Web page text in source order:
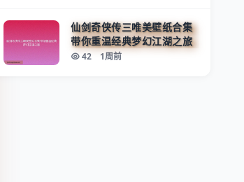
仙剑奇侠传三唯美壁纸合集
带你重温经典梦幻江湖之旅
42 1周前